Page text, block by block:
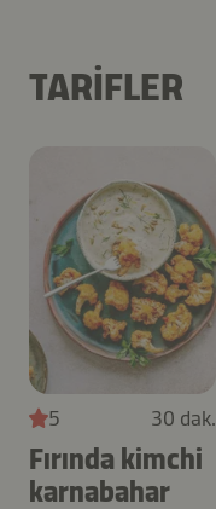
TARIFLER
5 30 dak.
Fırında kimchi
karnabahar